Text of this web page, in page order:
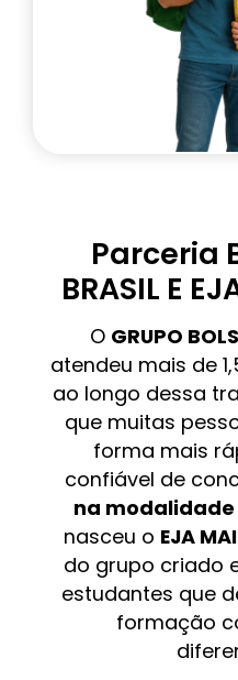
Parceria
BRASIL E
O GRUPO
atendeu mais de
ao longo dessa
que muitas
forma mais
confiável de
na modalidade
nasceu o EJA
do grupo criado
estudantes que
formação